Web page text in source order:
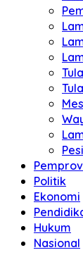
Politik
Ekonomi
Hukum
Nasional